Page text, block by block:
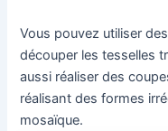
Vous pouvez utiliser
découper les tesselles
aussi réaliser des
réalisant des formes
mosaïque.